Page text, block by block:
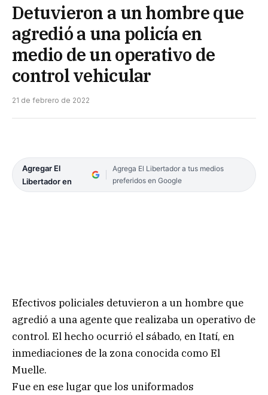
Detuvieron a un hombre que
agredió a una policía en
medio de un operativo de
control vehicular
21 de febrero de 2022
Agregar El
Libertador en
Agrega El Libertador a tus medios
preferidos en Google
Efectivos policiales detuvieron a un hombre que
agredió a una agente que realizaba un operativo de
control. El hecho ocurrió el sábado, en Itatí, en
inmediaciones de la zona conocida como El
Muelle.
Fue en ese lugar que los uniformados